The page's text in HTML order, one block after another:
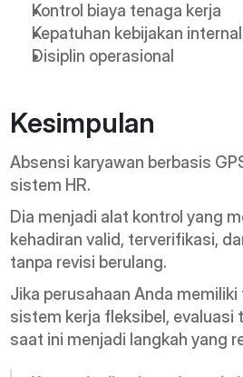
Kontrol biaya tenaga kerja
Kepatuhan kebijakan internal
Disiplin operasional
Kesimpulan
Absensi karyawan berbasis
sistem HR.
Dia menjadi alat kontrol yang
kehadiran valid, terverifikasi,
tanpa revisi berulang.
Jika perusahaan Anda
sistem kerja fleksibel, evaluasi
saat ini menjadi langkah yang